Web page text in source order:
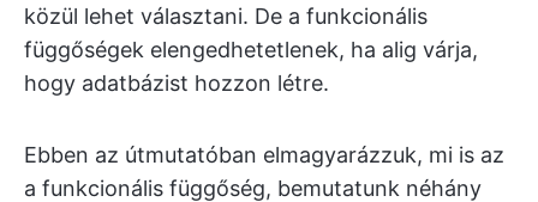
közül lehet választani. De a funkcionális
függőségek elengedhetetlenek, ha alig várja,
hogy adatbázist hozzon létre.
Ebben az útmutatóban elmagyarázzuk, mi is az
a funkcionális függőség, bemutatunk néhány